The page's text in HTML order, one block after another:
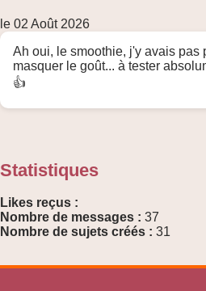
le 02 Août 2026
Ah oui, le smoothie, j'y avais pas
masquer le goût... à tester
👍
Statistiques
Likes reçus :
Nombre de messages : 37
Nombre de sujets créés : 31